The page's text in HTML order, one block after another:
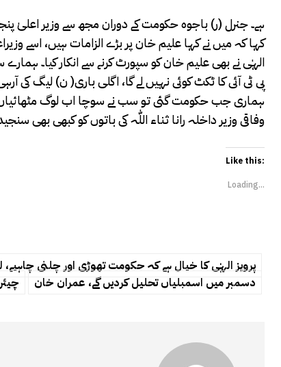
ہے۔ جنرل (ر) باجوہ حکومت کے دوران مجھ سے وزیر اعلیٰ
کہا کہ میں نے کہا علیم خان پر بڑے الزامات ہیں، اسے
پی ٹی آئی کا ٹکٹ کوئی نہیں لے گا، اگلی باری( ن) لیگ
ہماری جب حکومت گئی تو سب نے سوچا اب لوگ مٹھائیاں
وفاقی وزیر داخلہ رانا ثناء اللّٰہ کی باتوں کو کبھی بھی
Like this:
Loading...
پرویز الہٰی کا خیال ہے کہ حکومت تھوڑی اور چلنی
دسمبر میں اسمبلیاں تحلیل کردیں گے، عمران خان